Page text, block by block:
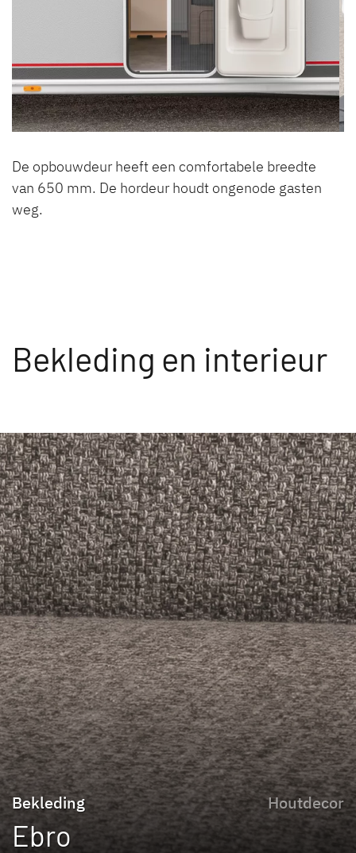
De opbouwdeur heeft een comfortabele breedte
van 650 mm. De hordeur houdt ongenode gasten
weg.
Bekleding en interieur
Ebro
Bekleding Houtdecor